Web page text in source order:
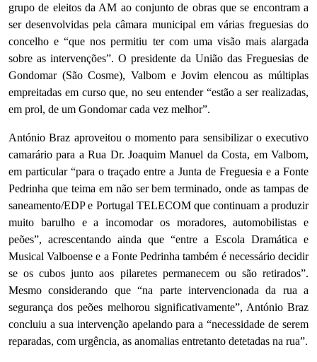
grupo de eleitos da AM ao conjunto de obras que se encontram a
ser desenvolvidas pela câmara municipal em várias freguesias do
concelho e “que nos permitiu ter com uma visão mais alargada
sobre as intervenções”. O presidente da União das Freguesias de
Gondomar (São Cosme), Valbom e Jovim elencou as múltiplas
empreitadas em curso que, no seu entender “estão a ser realizadas,
em prol, de um Gondomar cada vez melhor”.
António Braz aproveitou o momento para sensibilizar o executivo
camarário para a Rua Dr. Joaquim Manuel da Costa, em Valbom,
em particular “para o traçado entre a Junta de Freguesia e a Fonte
Pedrinha que teima em não ser bem terminado, onde as tampas de
saneamento/EDP e Portugal TELECOM que continuam a produzir
muito barulho e a incomodar os moradores, automobilistas e
peões”, acrescentando ainda que “entre a Escola Dramática e
Musical Valboense e a Fonte Pedrinha também é necessário decidir
se os cubos junto aos pilaretes permanecem ou são retirados”.
Mesmo considerando que “na parte intervencionada da rua a
segurança dos peões melhorou significativamente”, António Braz
concluiu a sua intervenção apelando para a “necessidade de serem
reparadas, com urgência, as anomalias entretanto detetadas na rua”.